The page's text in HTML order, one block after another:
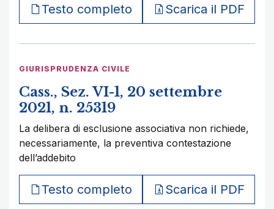
Testo completo Scarica il PDF
GIURISPRUDENZA CIVILE
Cass., Sez. VI-1, 20 settembre
2021, n. 25319
La delibera di esclusione associativa non richiede,
necessariamente, la preventiva contestazione
dell’addebito
Testo completo Scarica il PDF